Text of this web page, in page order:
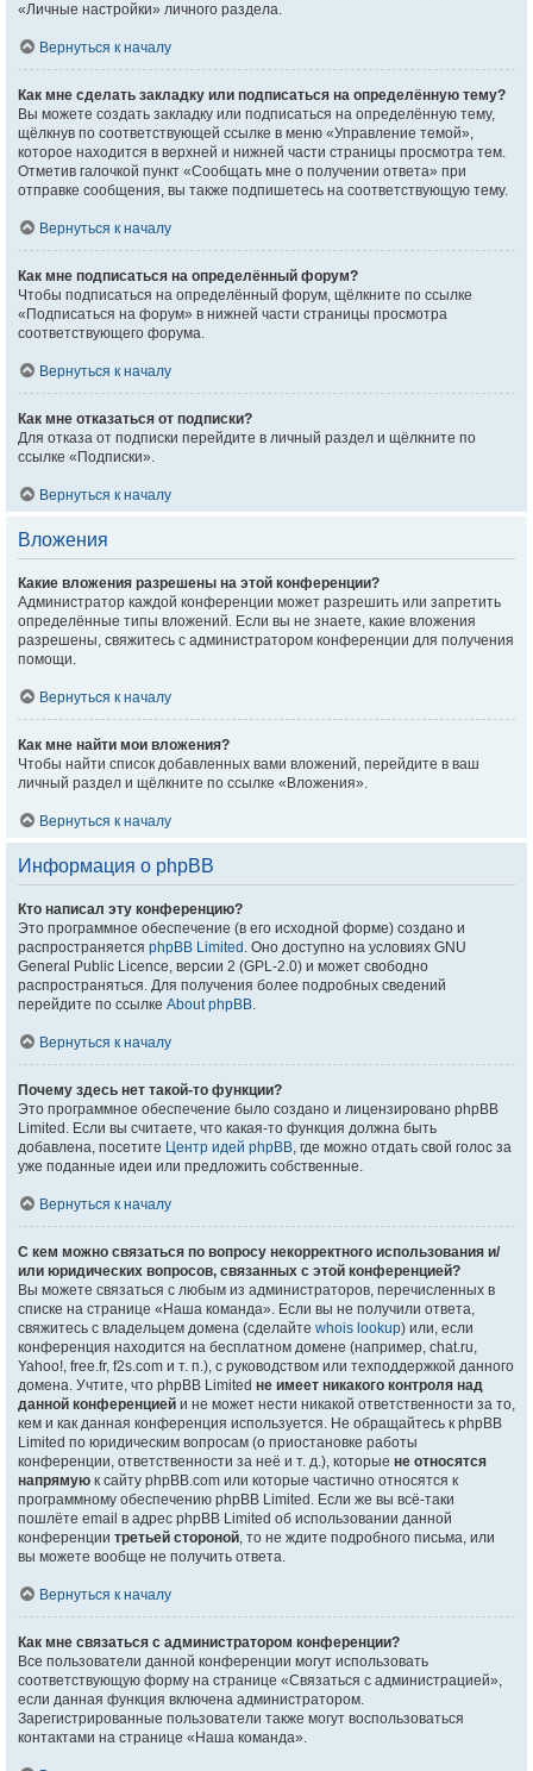
«Личные настройки» личного раздела.
Вернуться к началу
Как мне сделать закладку или подписаться на определённую тему?
Вы можете создать закладку или подписаться на определённую тему,
щёлкнув по соответствующей ссылке в меню «Управление темой»,
которое находится в верхней и нижней части страницы просмотра тем.
Отметив галочкой пункт «Сообщать мне о получении ответа» при
отправке сообщения, вы также подпишетесь на соответствующую тему.
Вернуться к началу
Как мне подписаться на определённый форум?
Чтобы подписаться на определённый форум, щёлкните по ссылке
«Подписаться на форум» в нижней части страницы просмотра
соответствующего форума.
Вернуться к началу
Как мне отказаться от подписки?
Для отказа от подписки перейдите в личный раздел и щёлкните по
ссылке «Подписки».
Вернуться к началу
Вложения
Какие вложения разрешены на этой конференции?
Администратор каждой конференции может разрешить или запретить
определённые типы вложений. Если вы не знаете, какие вложения
разрешены, свяжитесь с администратором конференции для получения
помощи.
Вернуться к началу
Как мне найти мои вложения?
Чтобы найти список добавленных вами вложений, перейдите в ваш
личный раздел и щёлкните по ссылке «Вложения».
Вернуться к началу
Информация о phpBB
Кто написал эту конференцию?
Это программное обеспечение (в его исходной форме) создано и
распространяется phpBB Limited . Оно доступно на условиях GNU
General Public Licence, версии 2 (GPL-2.0) и может свободно
распространяться. Для получения более подробных сведений
перейдите по ссылке About phpBB.
Вернуться к началу
Почему здесь нет такой-то функции?
Это программное обеспечение было создано и лицензировано phpBB
Limited. Если вы считаете, что какая-то функция должна быть
добавлена, посетите Центр идей phpBB, где можно отдать свой голос за
уже поданные идеи или предложить собственные.
Вернуться к началу
С кем можно связаться по вопросу некорректного использования и/
или юридических вопросов, связанных с этой конференцией?
Вы можете связаться с любым из администраторов, перечисленных в
списке на странице «Наша команда». Если вы не получили ответа,
свяжитесь с владельцем домена (сделайте whois lookup) или, если
конференция находится на бесплатном домене (например, chat.ru,
Yahoo!, free.fr, f2s.com и т. п.), с руководством или техподдержкой данного
домена. Учтите, что phpBB Limited не имеет никакого контроля над
данной конференцией и не может нести никакой ответственности за то,
кем и как данная конференция используется. Не обращайтесь к phpBB
Limited по юридическим вопросам (о приостановке работы
конференции, ответственности за неё и т. д.), которые не относятся
напрямую к сайту phpBB.com или которые частично относятся к
программному обеспечению phpBB Limited. Если же вы всё-таки
пошлёте email в адрес phpBB Limited об использовании данной
конференции третьей стороной, то не ждите подробного письма, или
вы можете вообще не получить ответа.
Вернуться к началу
Как мне связаться с администратором конференции?
Все пользователи данной конференции могут использовать
соответствующую форму на странице «Связаться с администрацией»,
если данная функция включена администратором.
Зарегистрированные пользователи также могут воспользоваться
контактами на странице «Наша команда».